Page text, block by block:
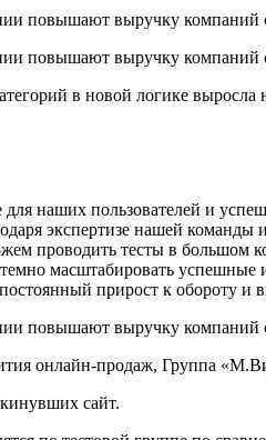
в новой логике
наших пользователей и
экспертизе нашей
проводить тесты в большом
масштабировать
прирост к обороту и
онлайн-продаж, Группа
сайт.